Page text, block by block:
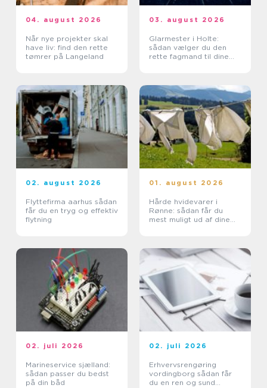
04. august 2026
Når nye projekter skal
have liv: find den rette
tømrer på Langeland
03. august 2026
Glarmester i Holte:
sådan vælger du den
rette fagmand til dine
02. august 2026
Flyttefirma aarhus sådan
får du en tryg og effektiv
flytning
01. august 2026
Hårde hvidevarer i
Rønne: sådan får du
mest muligt ud af dine
02. juli 2026
Marineservice sjælland:
sådan passer du bedst
på din båd
02. juli 2026
Erhvervsrengøring
vordingborg sådan får
du en ren og sund